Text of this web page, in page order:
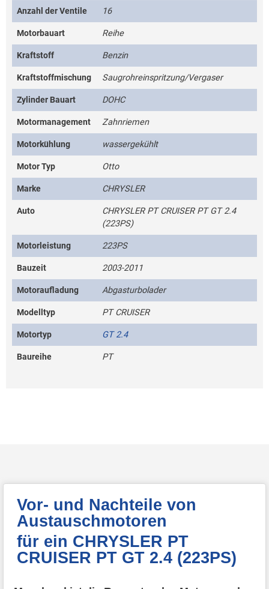
Anzahl der Ventile 16
Motorbauart Reihe
Kraftstoff Benzin
Kraftstoffmischung Saugrohreinspritzung/Vergaser
Zylinder Bauart DOHC
Motormanagement Zahnriemen
Motorkühlung wassergekühlt
Motor Typ Otto
Marke CHRYSLER
Auto
CHRYSLER PT CRUISER PT GT 2.4
(223PS)
Motorleistung 223PS
Bauzeit 2003-2011
Motoraufladung Abgasturbolader
Modelltyp PT CRUISER
Motortyp GT 2.4
Baureihe PT
Vor- und Nachteile von
Austauschmotoren
für ein CHRYSLER PT
CRUISER PT GT 2.4 (223PS)